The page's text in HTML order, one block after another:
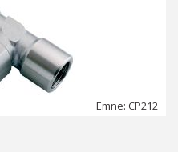
Emne: CP212